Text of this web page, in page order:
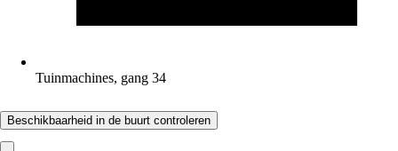
Tuinmachines, gang 34
Beschikbaarheid in de buurt controleren